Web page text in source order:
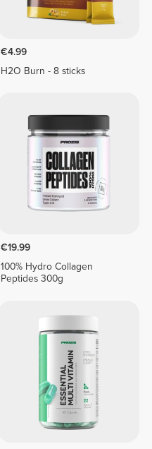
€4.99
H2O Burn - 8 sticks
€19.99
100% Hydro Collagen
Peptides 300g